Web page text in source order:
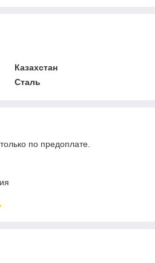
Казахстан
Сталь
по предоплате.